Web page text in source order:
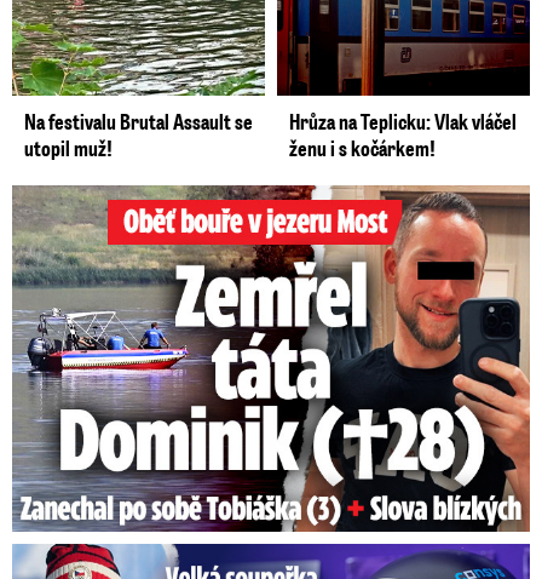
Na festivalu Brutal Assault se
utopil muž!
Hrůza na Teplicku: Vlak vláčel
ženu i s kočárkem!
Oběť bouře v jezeru Most: Zemřel táta Dominik (†28)
Velká soupeřka Adamczykové: Šokující konec!